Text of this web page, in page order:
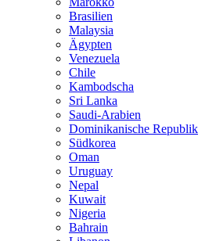
Brasilien
Malaysia
Ägypten
Venezuela
Chile
Kambodscha
Sri Lanka
Saudi-Arabien
Dominikanische Republik
Südkorea
Oman
Uruguay
Nepal
Kuwait
Nigeria
Bahrain